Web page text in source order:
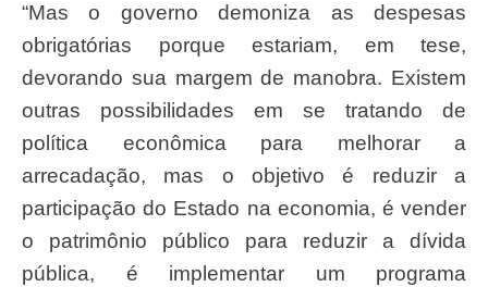
“Mas o governo demoniza as despesas
obrigatórias porque estariam, em tese,
devorando sua margem de manobra. Existem
outras possibilidades em se tratando de
política econômica para melhorar a
arrecadação, mas o objetivo é reduzir a
participação do Estado na economia, é vender
o patrimônio público para reduzir a dívida
pública, é implementar um programa